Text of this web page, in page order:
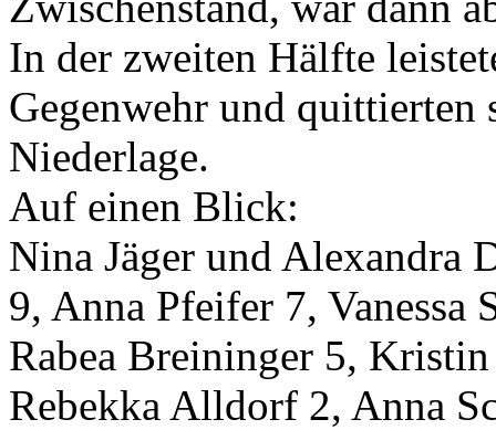
In der zweiten Hälfte
Gegenwehr und
Niederlage.
Auf einen Blick:
Nina Jäger und Alexandra
9, Anna Pfeifer 7, Vanessa
Rabea Breininger 5,
Rebekka Alldorf 2, Anna